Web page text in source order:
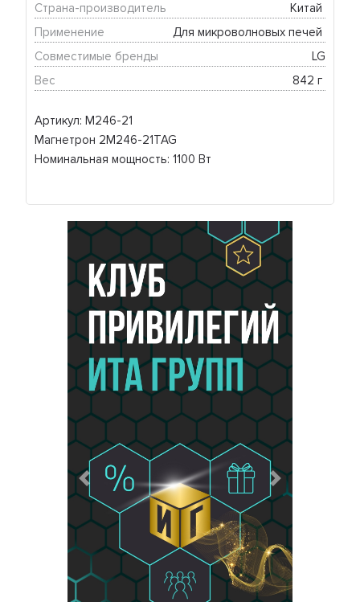
Артикул: М246-21
Магнетрон 2M246-21TAG
Номинальная мощность: 1100 Вт
Страна-производитель
Китай
Применение
Для микроволновых печей
Совместимые бренды
LG
Вес
842 г
Предыдущий Следующий